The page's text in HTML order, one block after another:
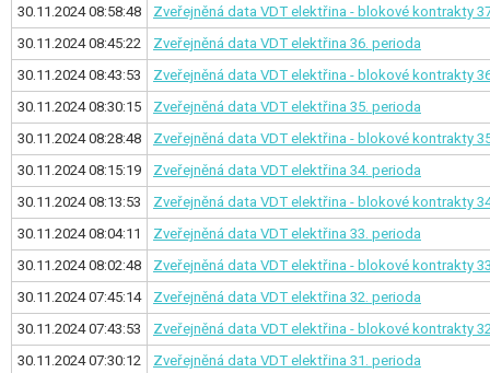
30.11.2024 08:58:48
Zveřejněná data VDT elektřina - blokové kontrakty
30.11.2024 08:45:22
Zveřejněná data VDT elektřina 36. perioda
30.11.2024 08:43:53
Zveřejněná data VDT elektřina - blokové kontrakty
30.11.2024 08:30:15
Zveřejněná data VDT elektřina 35. perioda
30.11.2024 08:28:48
Zveřejněná data VDT elektřina - blokové kontrakty
30.11.2024 08:15:19
Zveřejněná data VDT elektřina 34. perioda
30.11.2024 08:13:53
Zveřejněná data VDT elektřina - blokové kontrakty
30.11.2024 08:04:11
Zveřejněná data VDT elektřina 33. perioda
30.11.2024 08:02:48
Zveřejněná data VDT elektřina - blokové kontrakty
30.11.2024 07:45:14
Zveřejněná data VDT elektřina 32. perioda
30.11.2024 07:43:53
Zveřejněná data VDT elektřina - blokové kontrakty
30.11.2024 07:30:12
Zveřejněná data VDT elektřina 31. perioda